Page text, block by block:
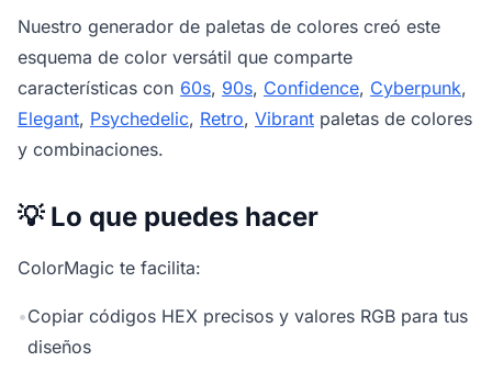
Nuestro generador de paletas de colores creó este
esquema de color versátil que comparte
características con 60s, 90s, Confidence, Cyberpunk,
Elegant, Psychedelic, Retro, Vibrant paletas de colores
y combinaciones.
💡 Lo que puedes hacer
ColorMagic te facilita:
•Copiar códigos HEX precisos y valores RGB para tus
diseños